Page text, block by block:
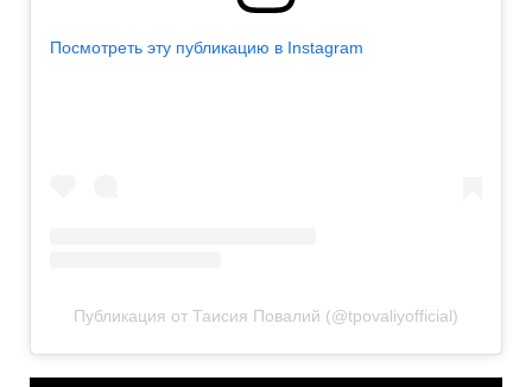
Посмотреть эту публикацию в Instagram
Публикация от Таисия Повалий (@tpovaliyofficial)